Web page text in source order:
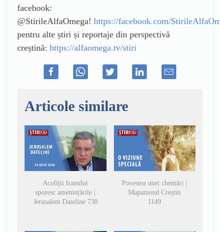
facebook:
@StirileAlfaOmega! https://facebook.com/
pentru alte știri și reportaje din perspectivă
creștină: https://alfaomega.tv/stiri
Articole similare
Acoliții Iranului
sporesc amenințările |
Jerusalem Dateline 738
Povestea unei chemări |
Mapamond Creștin
1149